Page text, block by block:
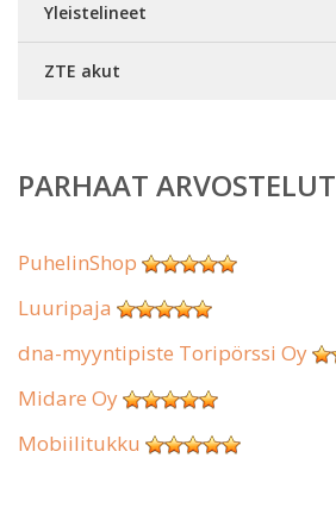
Yleistelineet
ZTE akut
PARHAAT ARVOSTELUT
PuhelinShop
Luuripaja
dna-myyntipiste Toripörssi Oy
Midare Oy
Mobiilitukku